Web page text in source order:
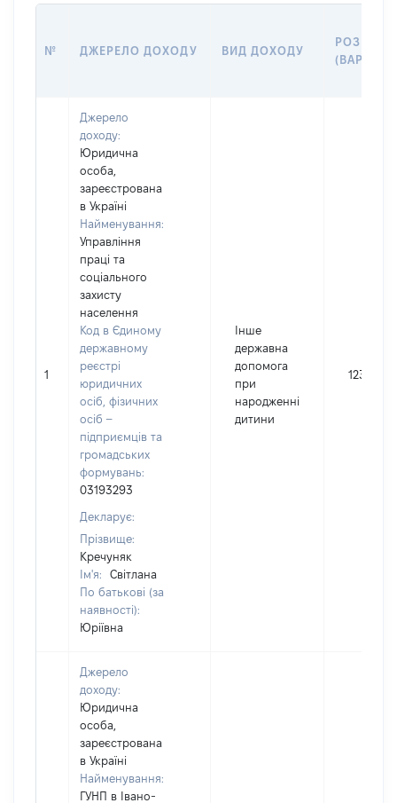
№ ДЖЕРЕЛО ДОХОДУ ВИД ДОХОДУ
РОЗМІР
1
Джерело
доходу:
Юридична
особа,
зареєстрована
в Україні
Найменування:
Управління
праці та
соціального
захисту
населення
Код в Єдиному
державному
реєстрі
юридичних
осіб, фізичних
осіб –
підприємців та
громадських
формувань:
03193293
Декларує:
Прізвище:
Кречуняк
Ім'я:
Світлана
По батькові (за
наявності):
Юріївна
Інше
державна
допомога
при
народженні
дитини
12384
Джерело
доходу:
Юридична
особа,
зареєстрована
в Україні
Найменування:
ГУНП в Івано-